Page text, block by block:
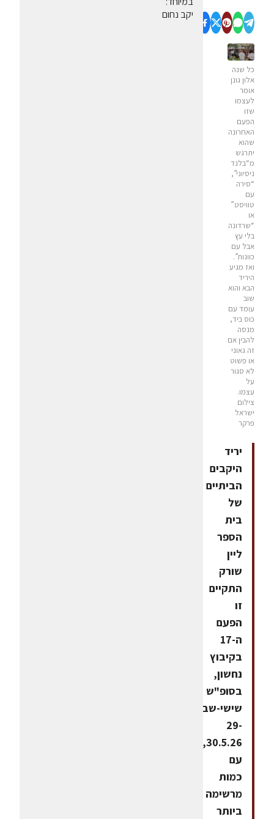
כל שנה
אלון גונן
אומר
לעצמו
שזו
הפעם
האחרונה
שהוא
יתרגש
מ“בלנד
ניסיוני”,
“סירה
עם
טוויסט”
או
“שרדונה
בלי עץ
אבל עם
כוונות”.
ואז מגיע
היריד
הבא והוא
שוב
עומד עם
כוס ביד,
מנסה
להבין אם
זה גאוני
או פשוט
לא סגור
על
עצמו.
צילום
ישראל
פרקר
יריד
היקבים
הביתיים
של
בית
הספר
ליין
שורק
התקיים
זו
הפעם
ה-17
בקיבוץ
נחשון,
בסופ"ש
שישי-שבת
29-
30.5.26,
עם
כמות
מרשימה
ביותר